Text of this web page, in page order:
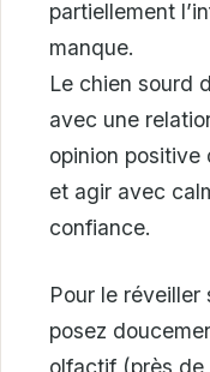
partiellement
manque.
Le chien sourd
avec une
opinion positive
et agir avec
confiance.
Pour le réveiller
posez
olfactif (près de